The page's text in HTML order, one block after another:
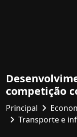
competição
Principal
Transporte e